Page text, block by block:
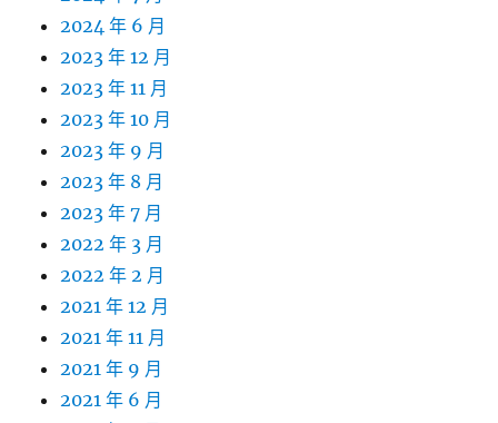
2024 年 6 月
2023 年 12 月
2023 年 11 月
2023 年 10 月
2023 年 9 月
2023 年 8 月
2023 年 7 月
2022 年 3 月
2022 年 2 月
2021 年 12 月
2021 年 11 月
2021 年 9 月
2021 年 6 月